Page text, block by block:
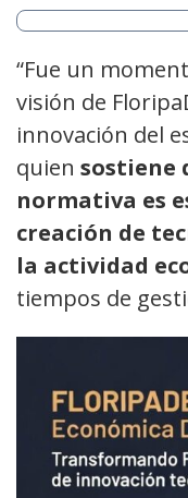
“Fue un
visión de
innovación del
quien sostiene
normativa es
creación de
la actividad
tiempos de